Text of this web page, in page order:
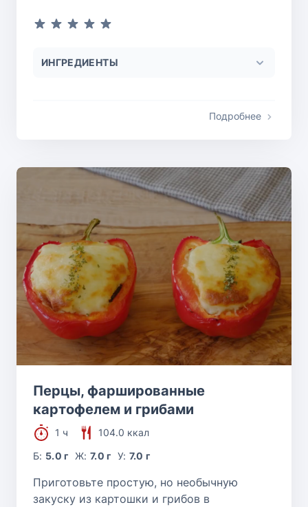
ИНГРЕДИЕНТЫ
Подробнее
Перцы, фаршированные
картофелем и грибами
1 ч
104.0 ккал
Б: 5.0 г Ж: 7.0 г У: 7.0 г
Приготовьте простую, но необычную
закуску из картошки и грибов в